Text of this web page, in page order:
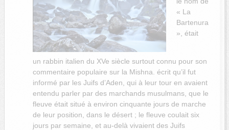
« La
Bartenura
», était
un rabbin italien du XVe siècle surtout connu pour son
commentaire populaire sur la Mishna. écrit qu’il fut
informé par les Juifs d’Aden, qui à leur tour en avaient
entendu parler par des marchands musulmans, que le
fleuve était situé à environ cinquante jours de marche
de leur position, dans le désert ; le fleuve coulait six
jours par semaine, et au-delà vivaient des Juifs